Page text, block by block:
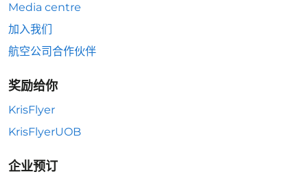
Media centre
加入我们
航空公司合作伙伴
奖励给你
KrisFlyer
KrisFlyerUOB
企业预订